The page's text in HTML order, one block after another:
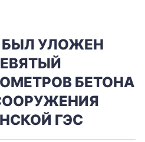
БЫЛ УЛОЖЕН
БЕТОНА
ГЭС